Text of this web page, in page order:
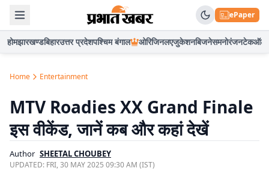
ePaper
होमझारखण्डबिहारउत्तर प्रदेशपश्चिम बंगाल ओरिजिनलएजुकेशनबिजनेसमनोरंजनटेकऑटो
Home Entertainment
MTV Roadies XX Grand Finale
इस वीकेंड, जानें कब और कहां देखें
Author SHEETAL CHOUBEY
UPDATED: FRI, 30 MAY 2025 09:30 AM (IST)